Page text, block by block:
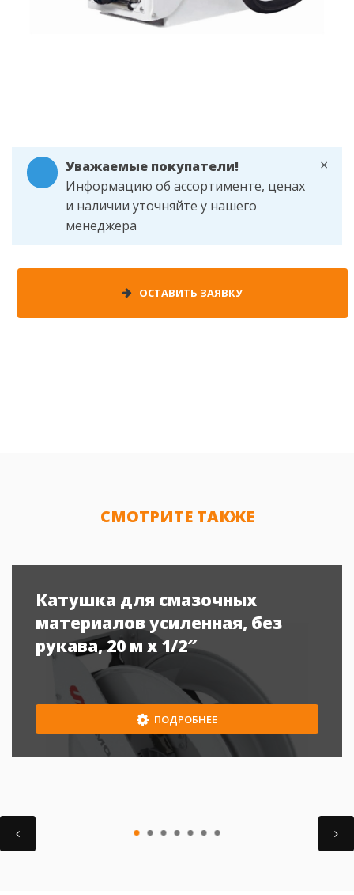
×
Уважаемые покупатели!
Информацию об ассортименте, ценах
и наличии уточняйте у нашего
менеджера
ОСТАВИТЬ ЗАЯВКУ
СМОТРИТЕ ТАКЖЕ
Катушка для смазочных
материалов усиленная, без
рукава, 20 м x 1/2″
ПОДРОБНЕЕ